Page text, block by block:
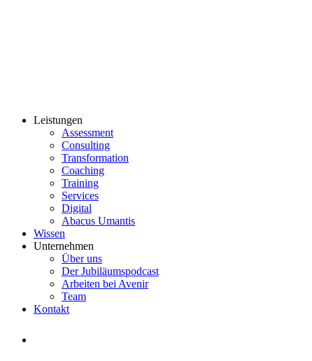
Leistungen
Assessment
Consulting
Transformation
Coaching
Training
Services
Digital
Abacus Umantis
Wissen
Unternehmen
Über uns
Der Jubiläumspodcast
Arbeiten bei Avenir
Team
Kontakt